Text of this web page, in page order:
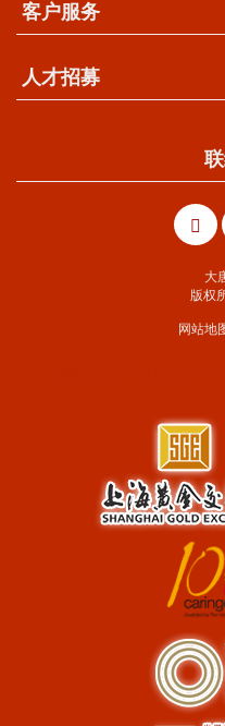
客户服务
人才招募
大
版权
网站地